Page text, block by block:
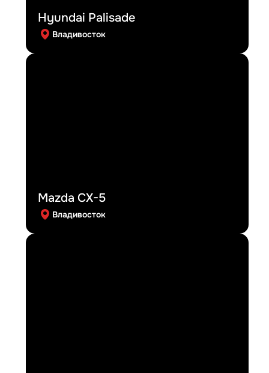
Hyundai Palisade
Владивосток
Mazda CX-5
Владивосток